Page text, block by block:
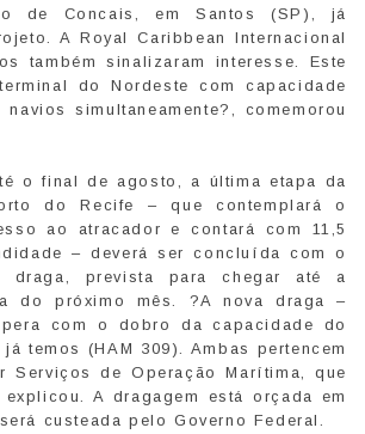
de Concais, em Santos (SP), já
A Royal Caribbean Internacional
também sinalizaram interesse. Este
do Nordeste com capacidade
simultaneamente?, comemorou
o final de agosto, a última etapa da
do Recife – que contemplará o
ao atracador e contará com 11,5
– deverá ser concluída com o
draga, prevista para chegar até a
do próximo mês. ?A nova draga –
com o dobro da capacidade do
temos (HAM 309). Ambas pertencem
Serviços de Operação Marítima, que
A dragagem está orçada em
custeada pelo Governo Federal.